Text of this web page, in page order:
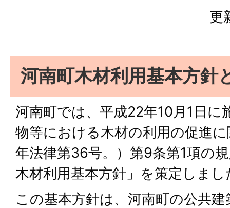
更
河南町木材利用基本方針
河南町では、平成22年10月1日に
物等における木材の利用の促進
年法律第36号。）第9条第1項の
木材利用基本方針」を策定しまし
この基本方針は、河南町の公共